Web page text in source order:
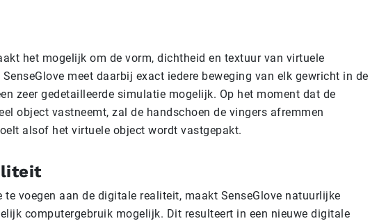
het mogelijk om de vorm, dichtheid en textuur van virtuele
meet daarbij exact iedere beweging van elk gewricht in de
zeer gedetailleerde simulatie mogelijk. Op het moment dat de
object vastneemt, zal de handschoen de vingers afremmen
alsof het virtuele object wordt vastgepakt.
te voegen aan de digitale realiteit, maakt SenseGlove natuurlijke
computergebruik mogelijk. Dit resulteert in een nieuwe digitale